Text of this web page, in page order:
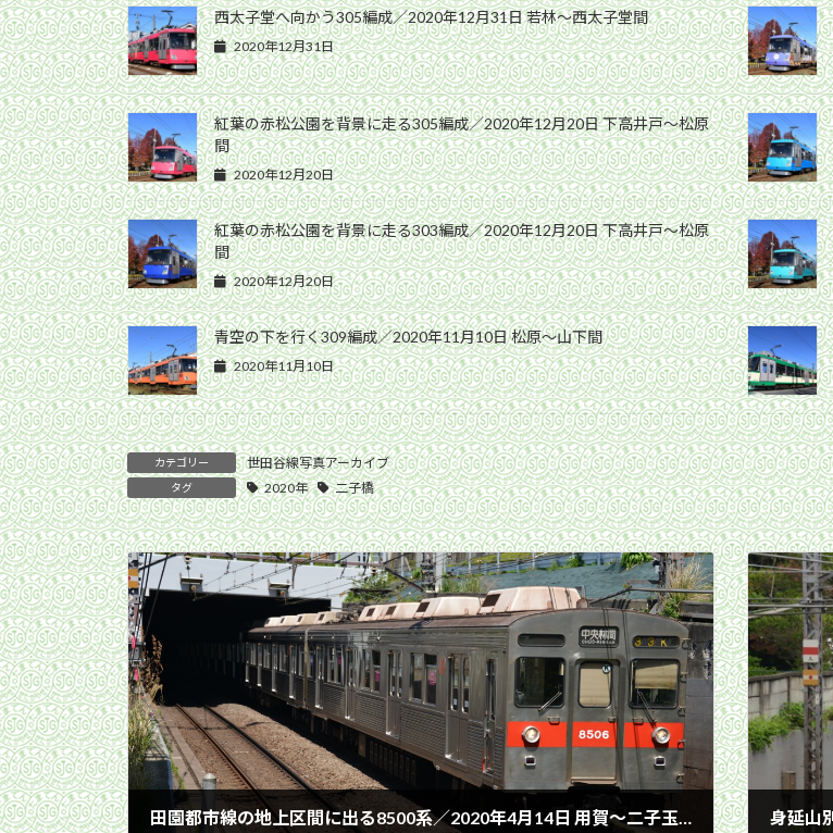
西太子堂へ向かう305編成／2020年12月31日 若林〜西太子堂間
2020年12月31日
紅葉の赤松公園を背景に走る305編成／2020年12月20日 下高井戸〜松原
間
2020年12月20日
紅葉の赤松公園を背景に走る303編成／2020年12月20日 下高井戸〜松原
間
2020年12月20日
青空の下を行く309編成／2020年11月10日 松原〜山下間
2020年11月10日
カテゴリー 世田谷線写真アーカイブ
タグ 2020年 二子橋
田園都市線の地上区間に出る8500系／2020年4月14日 用賀〜二子玉川間